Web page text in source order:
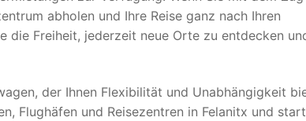
abholen und Ihre Reise ganz nach Ihren
Freiheit, jederzeit neue Orte zu entdecken
der Ihnen Flexibilität und Unabhängigkeit
Flughäfen und Reisezentren in Felanitx und